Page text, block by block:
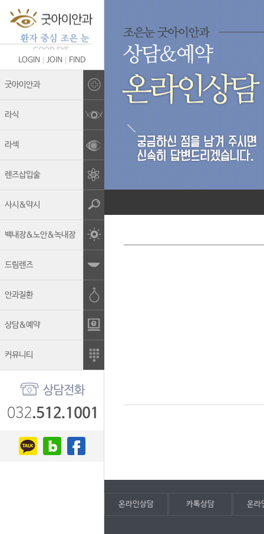
LOGIN JOIN FIND
굿아이안과
라식
라섹
렌즈삽입술
사시&약시
백내장&노안&녹내장
드림렌즈
안과질환
상담&예약
커뮤니티
Brand Story
의료진 소개
굿아이안과의 차별화
안전관리&멸균소독
오시는길
온라인상담 카톡상담 온라